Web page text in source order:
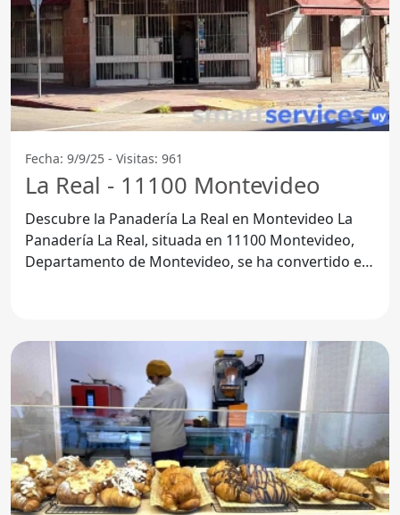
Fecha: 9/9/25 - Visitas: 961
La Real - 11100 Montevideo
Descubre la Panadería La Real en Montevideo La
Panadería La Real, situada en 11100 Montevideo,
Departamento de Montevideo, se ha convertido en